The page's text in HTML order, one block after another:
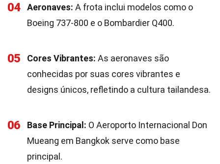
04 Aeronaves: A frota inclui modelos como o
Boeing 737-800 e o Bombardier Q400.
05 Cores Vibrantes: As aeronaves são
conhecidas por suas cores vibrantes e
designs únicos, refletindo a cultura tailandesa.
06 Base Principal: O Aeroporto Internacional Don
Mueang em Bangkok serve como base
principal.